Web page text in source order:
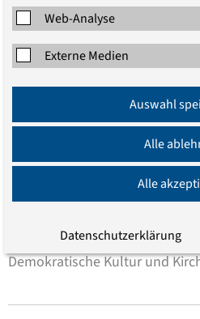
Geheimdienst einen Teil des
Sachsenhausen, um erneut
Viele starben an Hunger und
Prof. Günter Morsch, Direktor
Brandenburgische
wie sich die Gedenkstätte
Verantwortung an einem Ort
Vergangenheit" stellt.
Heinz-Joachim Lohmann,
Demokratische Kultur und
Web-Analyse
Externe Medien
Auswahl
Alle
Alle
Datenschutzerklärung